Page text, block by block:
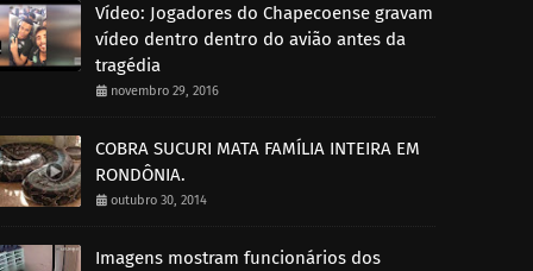
Vídeo: Jogadores do Chapecoense gravam
vídeo dentro dentro do avião antes da
tragédia
novembro 29, 2016
COBRA SUCURI MATA FAMÍLIA INTEIRA EM
RONDÔNIA.
outubro 30, 2014
Imagens mostram funcionários dos